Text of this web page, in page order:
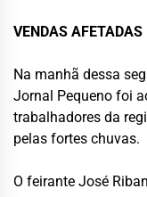
VENDAS AFETADAS
Na manhã dessa
Jornal Pequeno foi
trabalhadores da
pelas fortes chuvas.
O feirante José